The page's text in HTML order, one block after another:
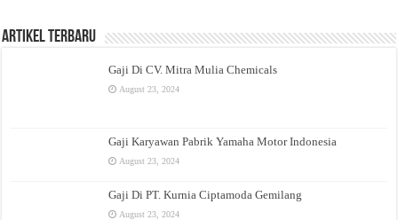
Artikel Terbaru
Gaji Di CV. Mitra Mulia Chemicals
August 23, 2024
Gaji Karyawan Pabrik Yamaha Motor Indonesia
August 23, 2024
Gaji Di PT. Kurnia Ciptamoda Gemilang
August 23, 2024